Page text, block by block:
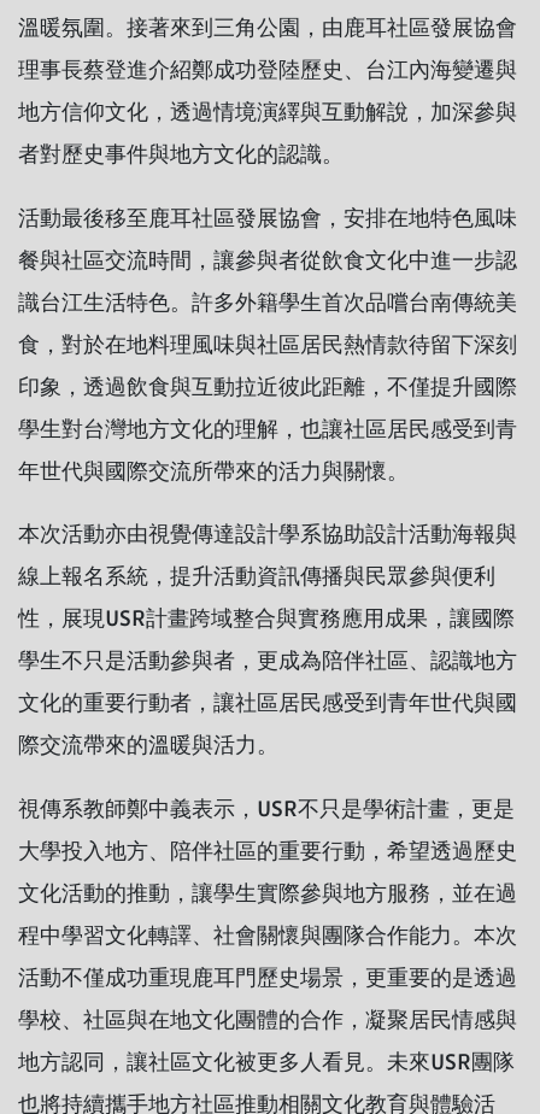
溫暖氛圍。接著來到三角公園，由鹿耳社區發展協會
理事長蔡登進介紹鄭成功登陸歷史、台江內海變遷與
地方信仰文化，透過情境演繹與互動解說，加深參與
者對歷史事件與地方文化的認識。
活動最後移至鹿耳社區發展協會，安排在地特色風味
餐與社區交流時間，讓參與者從飲食文化中進一步認
識台江生活特色。許多外籍學生首次品嚐台南傳統美
食，對於在地料理風味與社區居民熱情款待留下深刻
印象，透過飲食與互動拉近彼此距離，不僅提升國際
學生對台灣地方文化的理解，也讓社區居民感受到青
年世代與國際交流所帶來的活力與關懷。
本次活動亦由視覺傳達設計學系協助設計活動海報與
線上報名系統，提升活動資訊傳播與民眾參與便利
性，展現USR計畫跨域整合與實務應用成果，讓國際
學生不只是活動參與者，更成為陪伴社區、認識地方
文化的重要行動者，讓社區居民感受到青年世代與國
際交流帶來的溫暖與活力。
視傳系教師鄭中義表示，USR不只是學術計畫，更是
大學投入地方、陪伴社區的重要行動，希望透過歷史
文化活動的推動，讓學生實際參與地方服務，並在過
程中學習文化轉譯、社會關懷與團隊合作能力。本次
活動不僅成功重現鹿耳門歷史場景，更重要的是透過
學校、社區與在地文化團體的合作，凝聚居民情感與
地方認同，讓社區文化被更多人看見。未來USR團隊
也將持續攜手地方社區推動相關文化教育與體驗活